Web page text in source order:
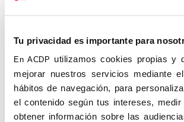
Tu privacidad es importante para
En ACDP utilizamos cookies propias y
mejorar nuestros servicios mediante
hábitos de navegación, para
el contenido según tus intereses,
obtener información sobre las